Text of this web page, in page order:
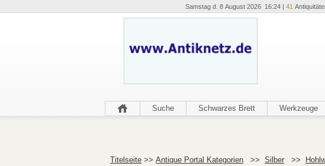
Samstag d. 8 August 2026 16:24 | 41
Suche Schwarzes Brett Werkzeuge
Titelseite >> Antique Portal Kategorien >> Silber >>